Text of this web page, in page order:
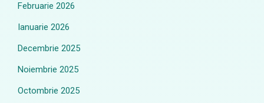
Februarie 2026
Ianuarie 2026
Decembrie 2025
Noiembrie 2025
Octombrie 2025